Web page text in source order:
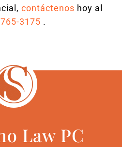
contáctenos hoy al
3175 .
Law PC